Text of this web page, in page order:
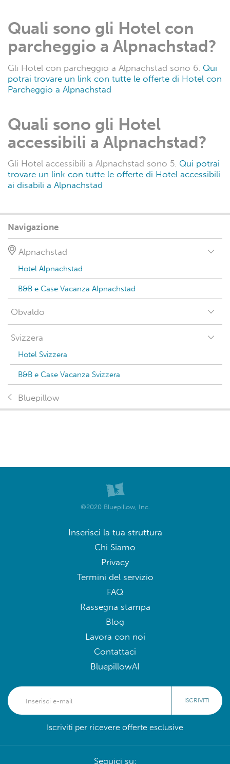
Quali sono gli Hotel con
parcheggio a Alpnachstad?
Gli Hotel con parcheggio a Alpnachstad sono 6. Qui
potrai trovare un link con tutte le offerte di Hotel con
Parcheggio a Alpnachstad
Quali sono gli Hotel
accessibili a Alpnachstad?
Gli Hotel accessibili a Alpnachstad sono 5. Qui potrai
trovare un link con tutte le offerte di Hotel accessibili
ai disabili a Alpnachstad
Navigazione
Alpnachstad
Hotel Alpnachstad
B&B e Case Vacanza Alpnachstad
Obvaldo
Svizzera
Hotel Svizzera
B&B e Case Vacanza Svizzera
Bluepillow
©2020 Bluepillow, Inc.
Inserisci la tua struttura
Chi Siamo
Privacy
Termini del servizio
FAQ
Rassegna stampa
Blog
Lavora con noi
Contattaci
BluepillowAI
ISCRIVITI
Iscriviti per ricevere offerte esclusive
Seguici su: